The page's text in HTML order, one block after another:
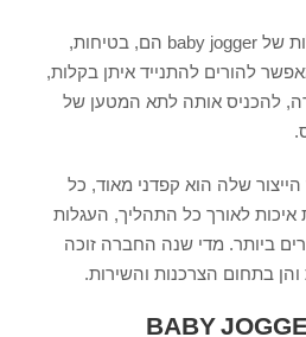
המאפיינים הבולטים של עגלות של baby jogger הם, בטיחות,
להורים להתנייד איתן בקלות,
להכניס אותה לתא המטען של
שלה הוא קפדני מאוד, כל
לאורך כל התהליך, העגלות
ביותר. מדי שנה החברה זוכה
בתחום הצרכנות והשירות.